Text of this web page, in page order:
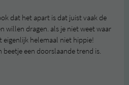
dat het apart is dat juist vaak de
willen dragen. als je niet weet waar
eigenlijk helemaal niet hippie!
een doorslaande trend is.